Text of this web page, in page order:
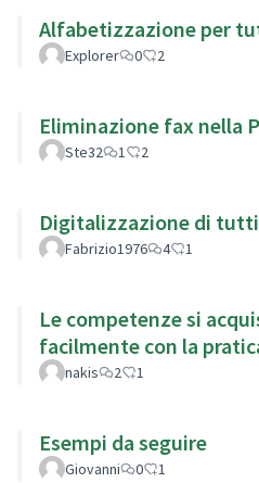
Alfabetizzazione per
Explorer 0 2
Eliminazione fax nella
Ste32 1 2
Digitalizzazione di
Fabrizio1976 4 1
Le competenze si
facilmente con la
nakis 2 1
Esempi da seguire
Giovanni 0 1